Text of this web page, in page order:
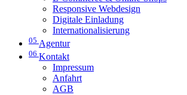
Responsive Webdesign
Digitale Einladung
Internationalisierung
05 Agentur
06 Kontakt
Impressum
Anfahrt
AGB